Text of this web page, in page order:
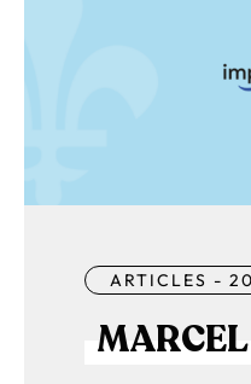
ARTICLES -